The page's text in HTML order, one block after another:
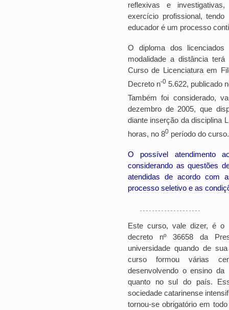
reflexivas e
exercício profissional,
educador é um processo
O diploma dos
modalidade a distância
Curso de Licenciatura em
Decreto n-0 5.622, publicado
Também foi considerado,
dezembro de 2005, que
diante inserção da disciplina
horas, no 80 período do curso.
O possível atendimento
considerando as questões
atendidas de acordo com
processo seletivo e as
Este curso, vale dizer, é o
decreto nº 36658 da
universidade quando de
curso formou várias
desenvolvendo o ensino
quanto no sul do país.
sociedade catarinense
tornou-se obrigatório em